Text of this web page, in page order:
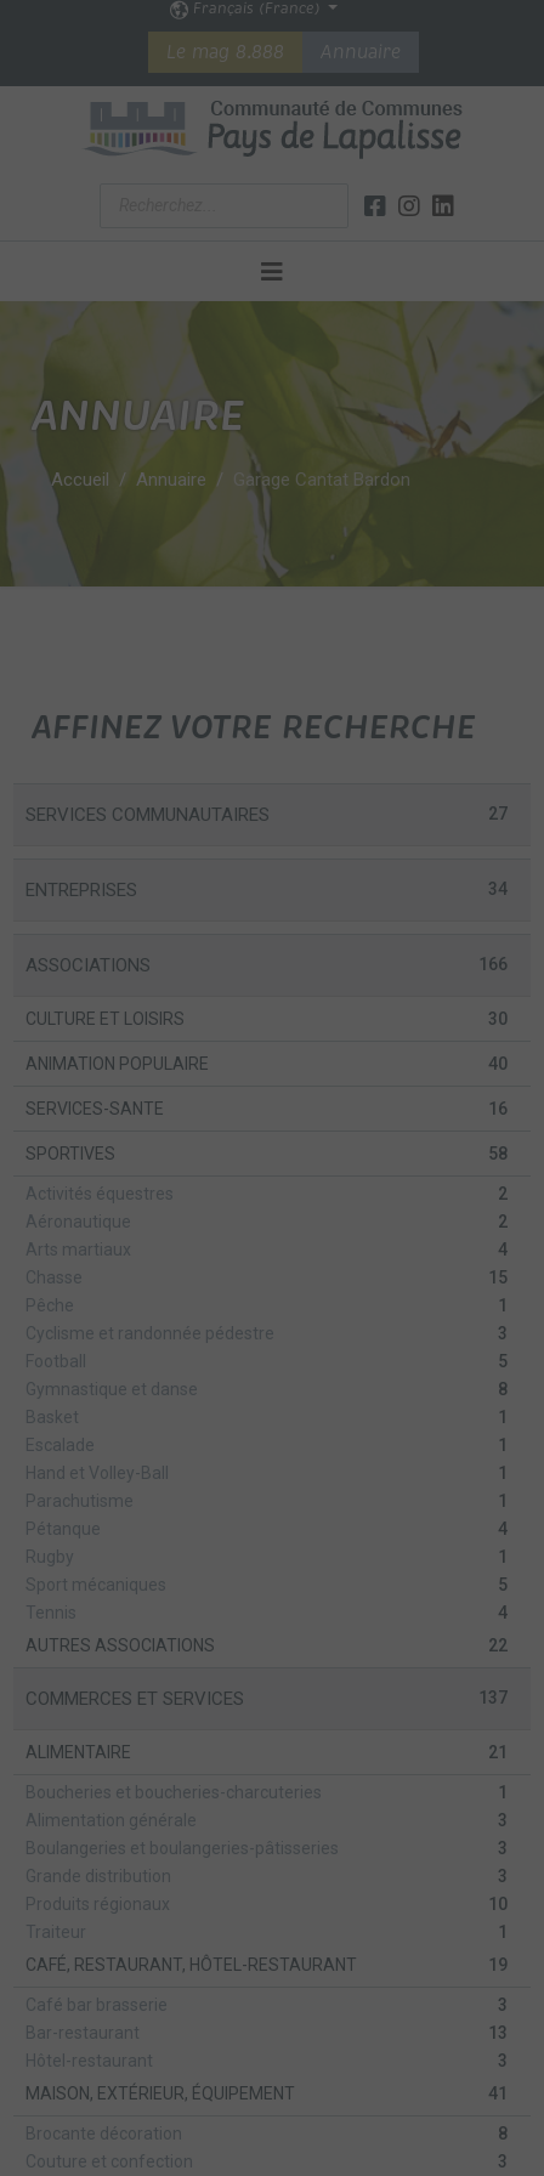
Français (France)
Le mag 8.888 Annuaire
ANNUAIRE
Accueil Annuaire Garage Cantat Bardon
AFFINEZ VOTRE RECHERCHE
SERVICES COMMUNAUTAIRES 27
ENTREPRISES 34
ASSOCIATIONS 166
CULTURE ET LOISIRS 30
ANIMATION POPULAIRE 40
SERVICES-SANTE 16
SPORTIVES 58
Activités équestres
2
Aéronautique
2
Arts martiaux
4
Chasse
15
Pêche
1
Cyclisme et randonnée pédestre
3
Football
5
Gymnastique et danse
8
Basket
1
Escalade
1
Hand et Volley-Ball
1
Parachutisme
1
Pétanque
4
Rugby
1
Sport mécaniques
5
Tennis
4
AUTRES ASSOCIATIONS
22
COMMERCES ET SERVICES 137
ALIMENTAIRE 21
Boucheries et boucheries-charcuteries
1
Alimentation générale
3
Boulangeries et boulangeries-pâtisseries
3
Grande distribution
3
Produits régionaux
10
Traiteur
1
CAFÉ, RESTAURANT, HÔTEL-RESTAURANT
19
Café bar brasserie
3
Bar-restaurant
13
Hôtel-restaurant
3
MAISON, EXTÉRIEUR, ÉQUIPEMENT
41
Brocante décoration
8
Couture et confection
3